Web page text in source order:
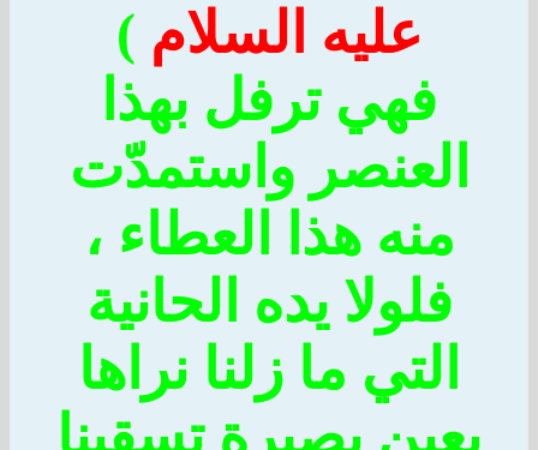
عليه السلام)
فهي ترفل بهذا
واستمدّت
منه هذا العطاء ،
فلولا يده الحانية
التي ما زلنا نراها
بصيرةٍ تسقينا